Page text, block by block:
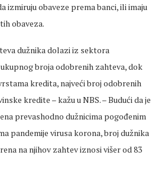
izmiruju obaveze prema banci, ili imaju
obaveza.
dužnika dolazi iz sektora
broja odobrenih zahteva, dok
kredita, najveći broj odobrenih
kredite – kažu u NBS. – Budući da je
prevashodno dužnicima pogođenim
pandemije virusa korona, broj dužnika
na njihov zahtev iznosi višer od 83